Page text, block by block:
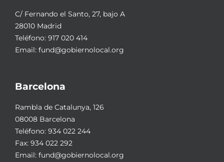
C/ Fernando el Santo, 27, bajo A
28010 Madrid
Teléfono: 917 020 414
Email: fund@gobiernolocal.org
Barcelona
Rambla de Catalunya, 126
08008 Barcelona
Teléfono: 934 022 244
Fax: 934 022 292
Email: fund@gobiernolocal.org